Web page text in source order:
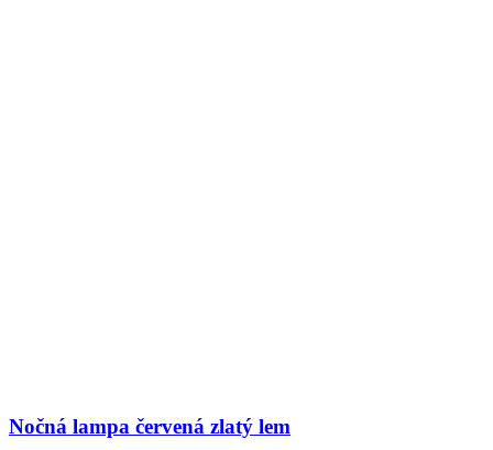
Nočná lampa červená zlatý lem